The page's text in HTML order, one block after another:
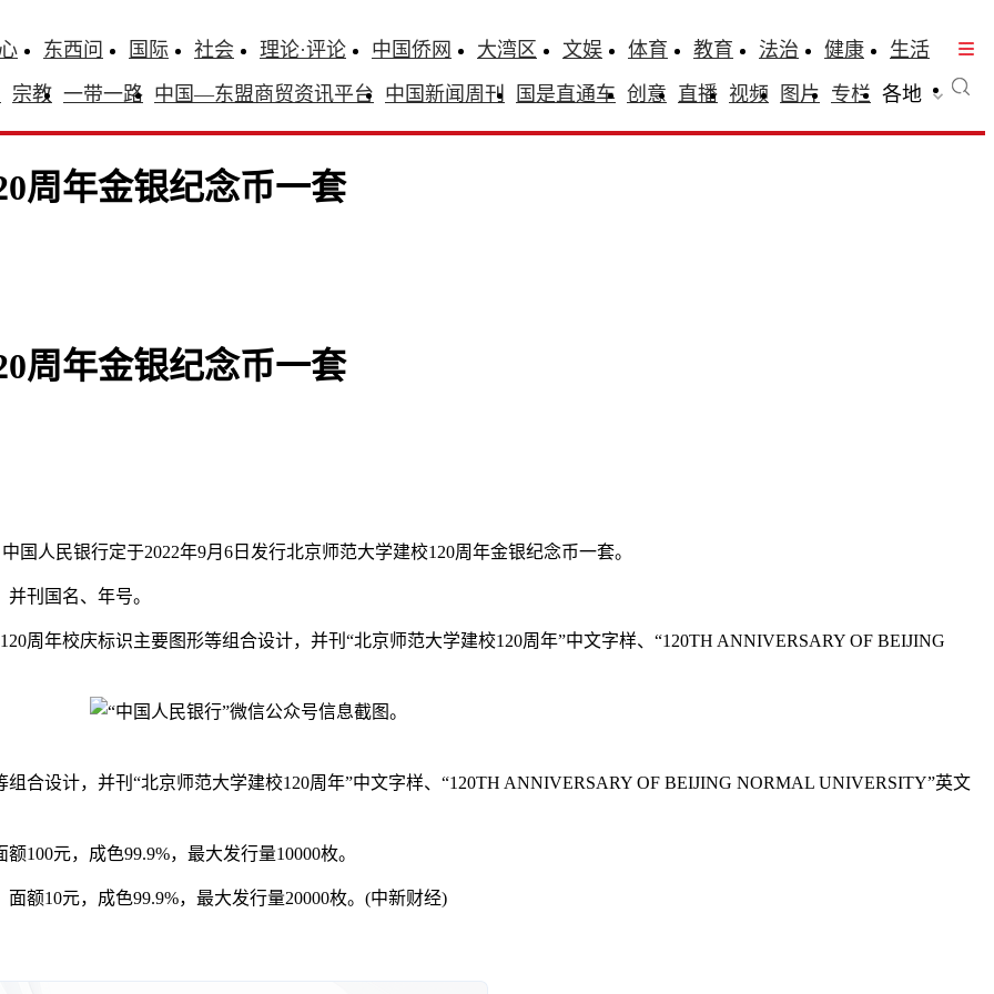
东西问 国际 社会 理论·评论 中国侨网 大湾区 文娱 体育 教育 法治 健康
生活
宗教 一带一路 中国—东盟商贸资讯平台 中国新闻周刊 国是直通车 创意 直播 视频 图片 专栏 各地
周年金银纪念币一套
周年金银纪念币一套
国人民银行定于2022年9月6日发行北京师范大学建校120周年金银纪念币一套。
刊国名、年号。
年校庆标识主要图形等组合设计，并刊“北京师范大学建校120周年”中文字样、“120TH ANNIVERSARY OF BEIJING
设计，并刊“北京师范大学建校120周年”中文字样、“120TH ANNIVERSARY OF BEIJING NORMAL UNIVERSITY”英文
元，成色99.9%，最大发行量10000枚。
10元，成色99.9%，最大发行量20000枚。(中新财经)